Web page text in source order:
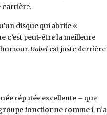
carrière.
disque qui abrite «
c’est peut-être la meilleure
Babelest juste derrière
réputée excellente – que
fonctionne comme il n’a